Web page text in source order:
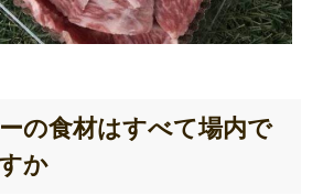
の食材はすべて場内で
か